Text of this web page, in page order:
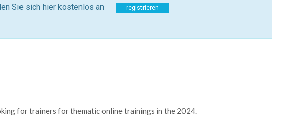
Sie sich hier kostenlos an registrieren
for trainers for thematic online trainings in the 2024.